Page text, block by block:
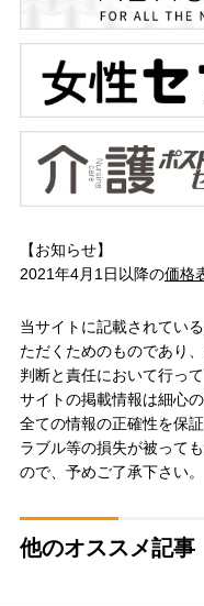
【お知らせ】
2021年4月1日以降の価格
当サイトに記載されてい
ただくためのものであり
判断と責任において行っ
サイトの掲載情報は細心
全ての情報の正確性を保
ラブル等の損失が被って
ので、予めご了承下さい。
他のオススメ記事